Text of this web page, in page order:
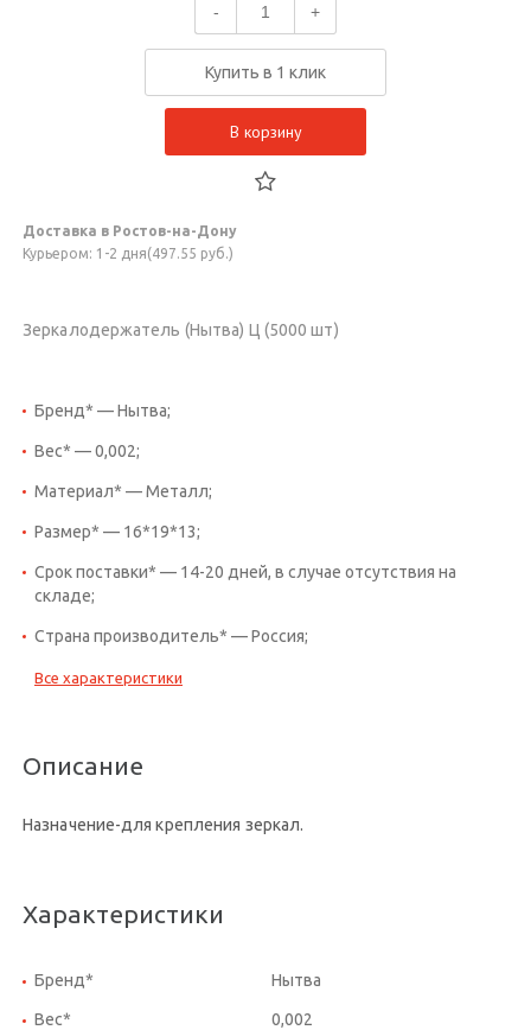
- +
Купить в 1 клик
В корзину
Доставка в Ростов-на-Дону
Курьером: 1-2 дня(497.55 руб.)
Зеркалодержатель (Нытва) Ц (5000 шт)
Бренд* — Нытва;
Вес* — 0,002;
Материал* — Металл;
Размер* — 16*19*13;
Срок поставки* — 14-20 дней, в случае отсутствия на
складе;
Страна производитель* — Россия;
Все характеристики
Описание
Назначение-для крепления зеркал.
Характеристики
Бренд* Нытва
Вес* 0,002